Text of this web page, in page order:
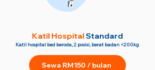
Katil HospitalStandard
Katil hospital bed beroda, 2 posisi, berat badan <200kg
Sewa RM150 / bulan